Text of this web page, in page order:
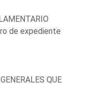
de expediente
QUE